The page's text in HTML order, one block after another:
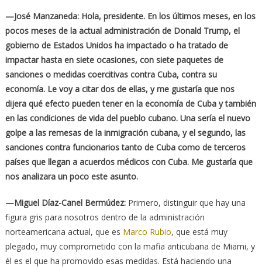
—José Manzaneda: Hola, presidente. En los últimos meses, en los
pocos meses de la actual administración de Donald Trump, el
gobierno de Estados Unidos ha impactado o ha tratado de
impactar hasta en siete ocasiones, con siete paquetes de
sanciones o medidas coercitivas contra Cuba, contra su
economía. Le voy a citar dos de ellas, y me gustaría que nos
dijera qué efecto pueden tener en la economía de Cuba y también
en las condiciones de vida del pueblo cubano. Una sería el nuevo
golpe a las remesas de la inmigración cubana, y el segundo, las
sanciones contra funcionarios tanto de Cuba como de terceros
países que llegan a acuerdos médicos con Cuba. Me gustaría que
nos analizara un poco este asunto.
—Miguel Díaz-Canel Bermúdez: Primero, distinguir que hay una
figura gris para nosotros dentro de la administración
norteamericana actual, que es Marco Rubio, que está muy
plegado, muy comprometido con la mafia anticubana de Miami, y
él es el que ha promovido esas medidas. Está haciendo una